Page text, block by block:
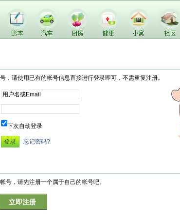
，请使用已有的帐号信息直接进行登录即可，不需重复注册。
下次自动登录
忘记密码?
号，请先注册一个属于自己的帐号吧。
立即注册